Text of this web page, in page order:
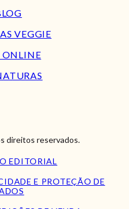
VEGGIE
ONLINE
direitos reservados.
EDITORIAL
E PROTEÇÃO DE